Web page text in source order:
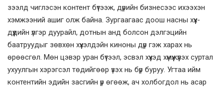
зээлд чиглэсэн контент бүтээж, дүрийн бизнесээс ихээхэн
хэмжээний ашиг олж байна. Зургаагаас доош насны хүүх­
дүүдийн үлгэр дуурайл, дотнын анд болсон дэлгэцийн
баатруудыг зөвхөн хүүхэлдэйн киноны дүр гэж харах нь
өрөөсгөл. Мөн цэвэр уран бүтээл, эсвэл хүүхэд хүмүүжүүлэх суртал
ухуулгын хэрэгсэл төдийгөөр үзэх нь бүр буруу. Угтаа ийм
контентийн эдийн засгийн үр өгөөж, ач холбогдол нь асар